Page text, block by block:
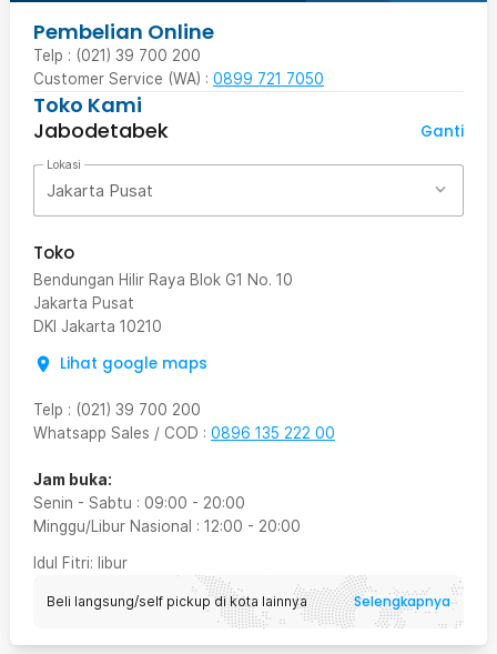
Pembelian Online
Telp : (021) 39 700 200
Customer Service (WA) : 0899 721 7050
Toko Kami
Jabodetabek
Ganti
Lokasi
Jakarta Pusat
Toko
Bendungan Hilir Raya Blok G1 No. 10
Jakarta Pusat
DKI Jakarta 10210
Lihat google maps
Telp : (021) 39 700 200
Whatsapp Sales / COD : 0896 135 222 00
Jam buka:
Senin - Sabtu : 09:00 - 20:00
Minggu/Libur Nasional : 12:00 - 20:00
Idul Fitri: libur
Beli langsung/self pickup di kota lainnya Selengkapnya